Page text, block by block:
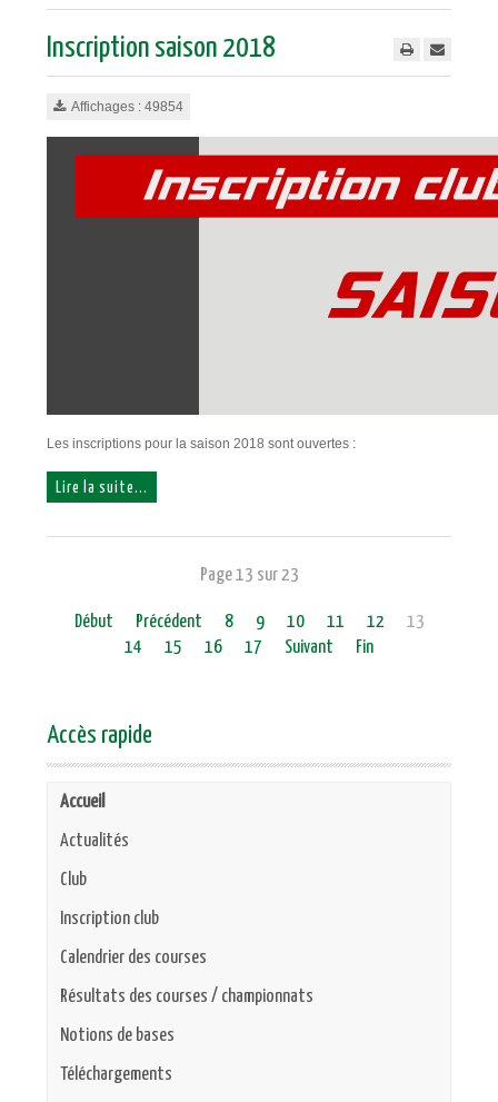
Inscription saison 2018
Affichages : 49854
Les inscriptions pour la saison 2018 sont ouvertes :
Lire la suite...
Page 13 sur 23
Début Précédent 8 9 10 11 12
13
14
15 16 17 Suivant Fin
Accès rapide
Accueil
Actualités
Club
Inscription club
Calendrier des courses
Résultats des courses / championnats
Notions de bases
Téléchargements